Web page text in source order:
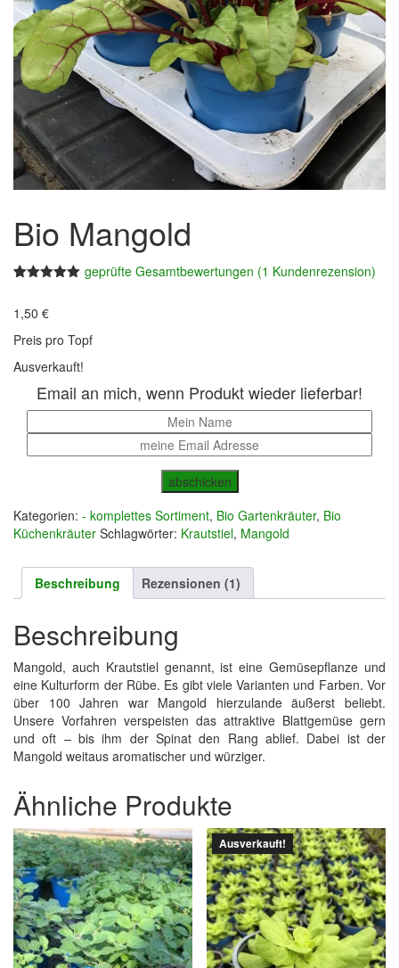
Bio Mangold
von 5,
auf
geprüfte Gesamtbewertungen (1 Kundenrezension)
1,50 €
Preis pro Topf
Ausverkauft!
Email an mich, wenn Produkt wieder lieferbar!
abschicken
Kategorien: - komplettes Sortiment, Bio Gartenkräuter, Bio
Küchenkräuter Schlagwörter: Krautstiel, Mangold
Beschreibung Rezensionen (1)
Beschreibung
Mangold, auch Krautstiel genannt, ist eine Gemüsepflanze und
eine Kulturform der Rübe. Es gibt viele Varianten und Farben. Vor
über 100 Jahren war Mangold hierzulande äußerst beliebt.
Unsere Vorfahren verspeisten das attraktive Blattgemüse gern
und oft – bis ihm der Spinat den Rang ablief. Dabei ist der
Mangold weitaus aromatischer und würziger.
Ähnliche Produkte
Ausverkauft!